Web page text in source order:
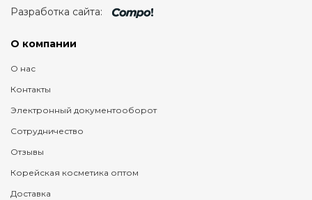
Разработка сайта:
О компании
О нас
Контакты
Электронный документооборот
Сотрудничество
Отзывы
Корейская косметика оптом
Доставка